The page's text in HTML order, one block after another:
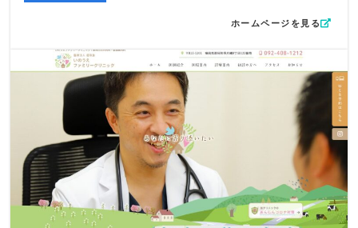
ホームページを見る